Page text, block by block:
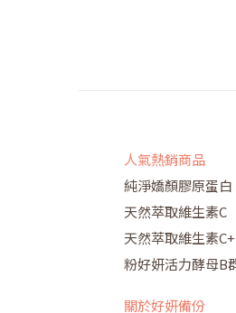
人氣熱銷商品
純淨嬌顏膠原蛋白
天然萃取維生素C
天然萃取維生素
粉好妍活力酵母B
關於好妍備份